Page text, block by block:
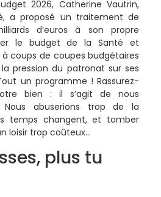
2026, Catherine Vautrin,
a proposé un traitement de
d’euros à son propre
le budget de la Santé et
coups de coupes budgétaires
pression du patronat sur ses
un programme ! Rassurez-
bien : il s’agit de nous
Nous abuserions trop de la
temps changent, et tomber
loisir trop coûteux…
plus tu